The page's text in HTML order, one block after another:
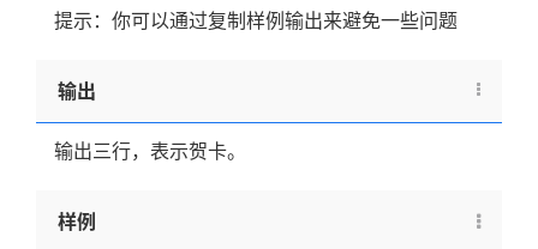
提示：你可以通过复制样例输出来避免一些问题
输出
输出三行，表示贺卡。
样例